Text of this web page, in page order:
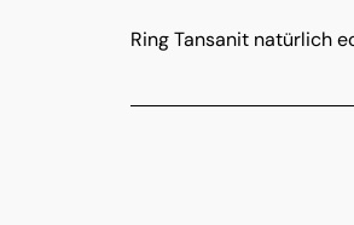
Ring Tansanit natürlich